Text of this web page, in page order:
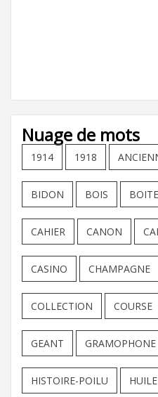
Nuage de mots
1914 1918
BIDON BOIS BOITE
CAHIER CANON
CASINO CHAMPAGNE
COLLECTION COURSE
GEANT GRAMOPHONE
HISTOIRE-POILU HUILE